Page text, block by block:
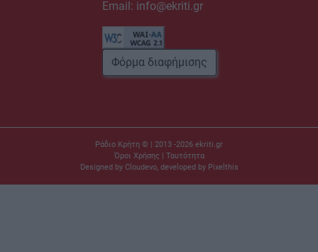
Email: info@ekriti.gr
Φόρμα διαφήμισης
Ράδιο Κρήτη © | 2013 -2026 ekriti.gr
Όροι Χρήσης
Ταυτότητα
Designed by Cloudevo, developed by Pixelthis